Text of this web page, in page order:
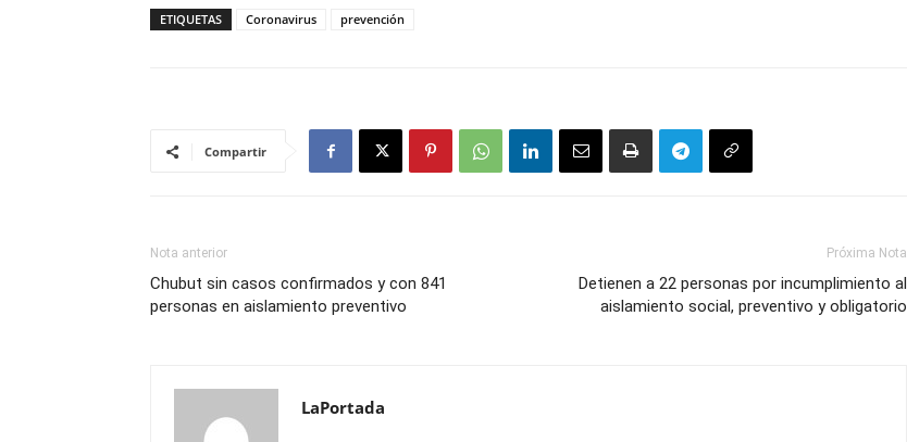
ETIQUETAS Coronavirus prevención
Compartir
Nota anterior
Chubut sin casos confirmados y con 841
personas en aislamiento preventivo
Próxima Nota
Detienen a 22 personas por incumplimiento al
aislamiento social, preventivo y obligatorio
LaPortada